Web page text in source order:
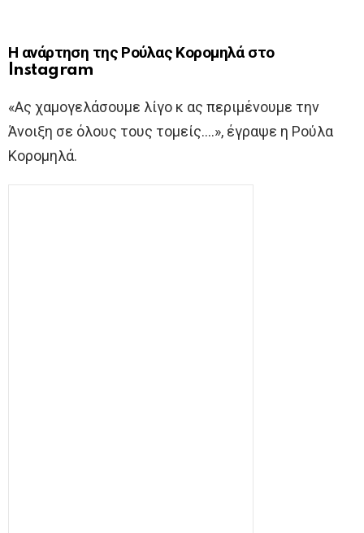
Η ανάρτηση της Ρούλας Κορομηλά στο
Instagram
«Ας χαμογελάσουμε λίγο κ ας περιμένουμε την
Άνοιξη σε όλους τους τομείς….», έγραψε η Ρούλα
Κορομηλά.